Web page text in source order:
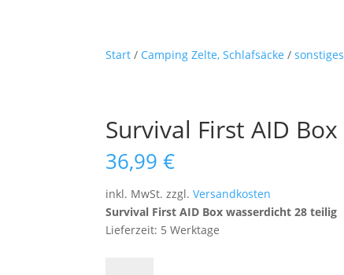
Start / Camping Zelte, Schlafsäcke /
Survival First AID
36,99€
inkl. MwSt. zzgl.Versandkosten
Survival First AID Box wasserdicht 28 teilig
Lieferzeit: 5 Werktage